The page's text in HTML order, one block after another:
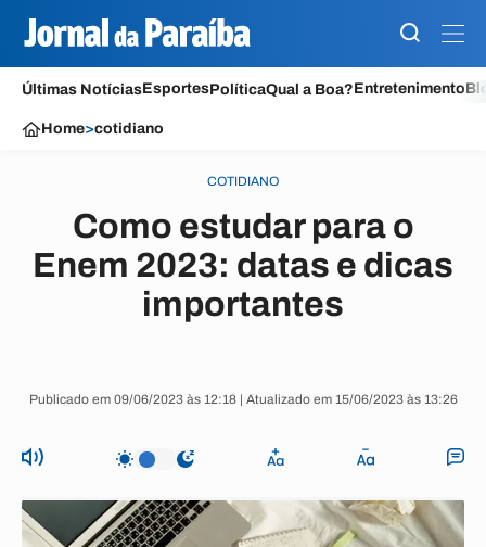
Últimas NotíciasEsportesPolíticaQual a Boa?Entretenimento
Home>cotidiano
COTIDIANO
Como estudar para o
Enem 2023: datas e dicas
importantes
Publicado em 09/06/2023 às 12:18 | Atualizado em 15/06/2023 às 13:26